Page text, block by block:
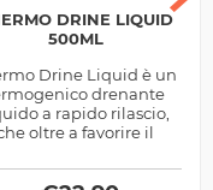
DRINE LIQUID
500ML
Drine Liquid è un
drenante
a rapido rilascio,
oltre a favorire il
lipolisi, ti...